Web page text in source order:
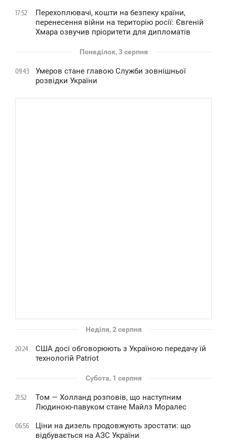
17:52
Перехоплювачі, кошти на безпеку країни,
перенесення війни на територію росії: Євгеній
Хмара озвучив пріоритети для дипломатів
Понеділок, 3 серпня
09:43
Умеров стане главою Служби зовнішньої
розвідки України
Неділя, 2 серпня
20:24
США досі обговорюють з Україною передачу їй
технологій Patriot
Субота, 1 серпня
21:52
Том — Холланд розповів, що наступним
Людиною-павуком стане Майлз Моралес
06:56
Ціни на дизель продовжують зростати: що
відбувається на АЗС України